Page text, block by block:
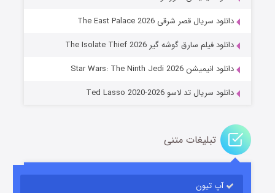
خاندان اژدها فصل ۳
قسمت۶ (زیرنویس) منتشر شد
دانلود سریال قصر شرقی The East Palace 2026
دانلود فیلم سارق گوشه گیر The Isolate Thief 2026
دانلود انیمیشن Star Wars: The Ninth Jedi 2026
دانلود سریال تد لاسو Ted Lasso 2020-2026
تبلیغات متنی
آپ تیون